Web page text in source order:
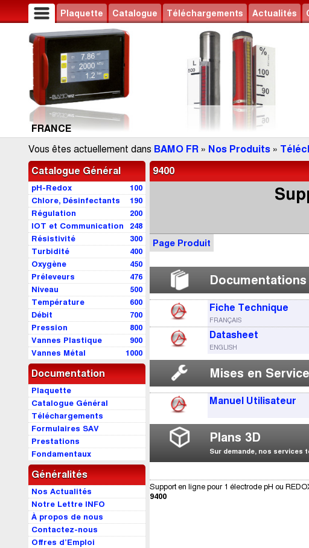
Plaquette Catalogue Téléchargements Actualités
FRANCE
Vous êtes actuellement dans BAMO FR » Nos Produits »
Catalogue Général
100
pH-Redox
190
Chlore, Désinfectants
200
Régulation
248
IOT et Communication
300
Résistivité
400
Turbidité
450
Oxygène
476
Préleveurs
500
Niveau
600
Température
700
Débit
800
Pression
900
Vannes Plastique
1000
Vannes Métal
Documentation
Plaquette
Catalogue Général
Téléchargements
Formulaires SAV
Prestations
Fondamentaux
Généralités
Nos Actualités
Notre Lettre INFO
À propos de nous
Contactez-nous
Offres d’Emploi
9400
Page Produit
Documentations
Fiche Technique
FRANÇAIS
Datasheet
ENGLISH
Mises en Service
Manuel Utilisateur
Plans 3D
Sur demande, nos services
Support en ligne pour 1 électrode pH ou
9400